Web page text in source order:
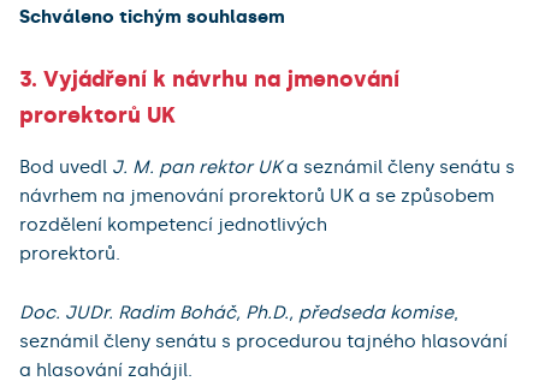
Schváleno tichým souhlasem
3. Vyjádření k návrhu na jmenování
prorektorů UK
Bod uvedl J. M. pan rektor UKa seznámil členy senátu s
návrhem na jmenování prorektorů UK a se způsobem
rozdělení kompetencí jednotlivých
prorektorů.
Doc. JUDr. Radim Boháč, Ph.D., předseda komise,
seznámil členy senátu s procedurou tajného hlasování
a hlasování zahájil.